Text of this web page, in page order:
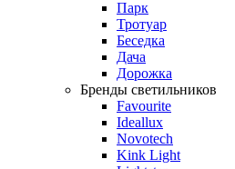
Парк
Тротуар
Беседка
Дача
Дорожка
Бренды светильников
Favourite
Ideallux
Novotech
Kink Light